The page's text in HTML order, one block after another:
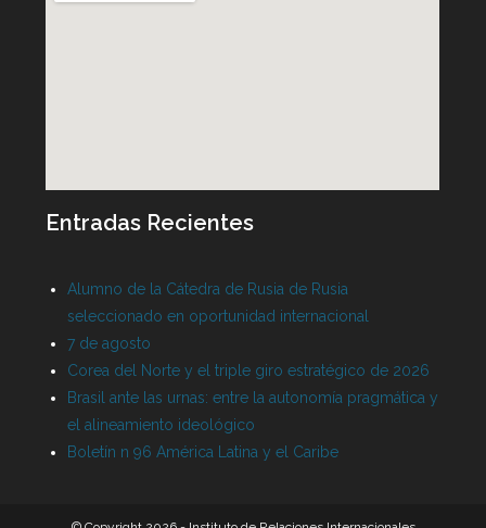
Entradas Recientes
Alumno de la Cátedra de Rusia de Rusia
seleccionado en oportunidad internacional
7 de agosto
Corea del Norte y el triple giro estratégico de 2026
Brasil ante las urnas: entre la autonomía pragmática y
el alineamiento ideológico
Boletín n 96 América Latina y el Caribe